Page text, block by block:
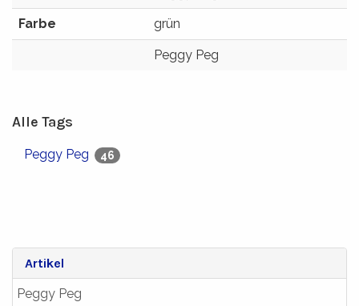
Artikel
Peggy Peg
Farbe grün
Peggy Peg
Alle Tags
Peggy Peg 46